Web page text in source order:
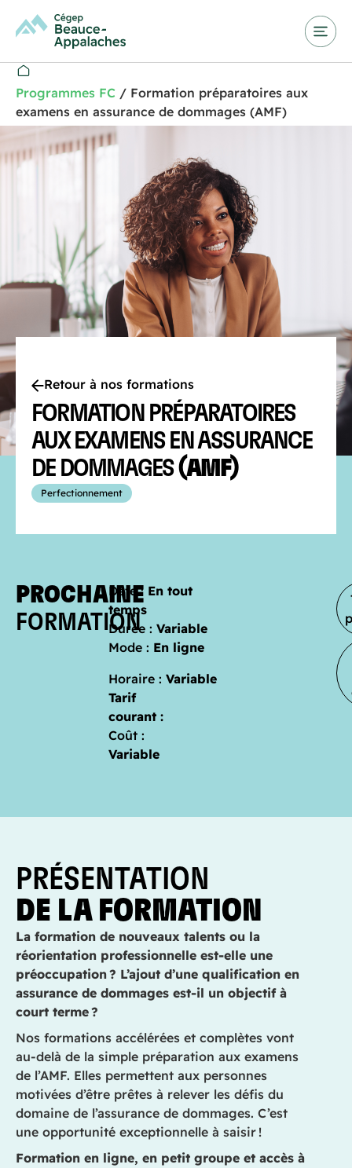
Programmes FC / Formation préparatoires aux
examens en assurance de dommages (AMF)
Retour à nos formations
FORMATION PRÉPARATOIRES
AUX EXAMENS EN ASSURANCE
DE DOMMAGES(AMF)
Perfectionnement
PROCHAINE
FORMATION
Date : En tout
temps
Durée : Variable
Mode : En ligne
Horaire : Variable
Tarif
courant :
Coût :
Variable
PRÉSENTATION
DE LA FORMATION
La formation de nouveaux talents ou la
réorientation professionnelle est-elle une
préoccupation ? L’ajout d’une qualification en
assurance de dommages est-il un objectif à
court terme ?
Nos formations accélérées et complètes vont
au-delà de la simple préparation aux examens
de l’AMF. Elles permettent aux personnes
motivées d’être prêtes à relever les défis du
domaine de l’assurance de dommages. C’est
une opportunité exceptionnelle à saisir !
Formation en ligne, en petit groupe et accès à